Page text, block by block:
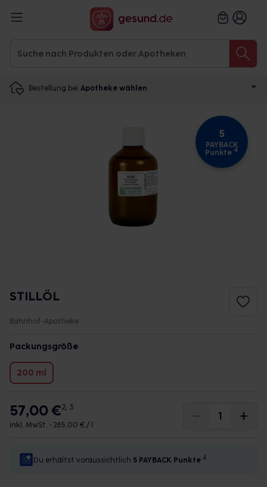
Bestellung bei Apotheke wählen
5
PAYBACK
Punkte 4
STILLÖL
Bahnhof-Apotheke
Packungsgröße
200 ml
57,00 €2, 3
inkl. MwSt. • 285,00 € / l
Du erhältst voraussichtlich 5 PAYBACK Punkte 4